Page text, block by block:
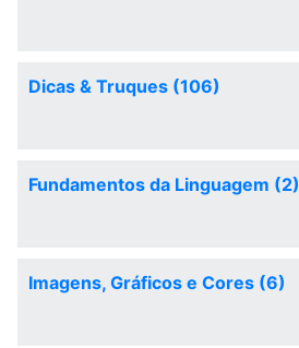
Dicas & Truques (106)
Fundamentos da Linguagem (2)
Imagens, Gráficos e Cores (6)